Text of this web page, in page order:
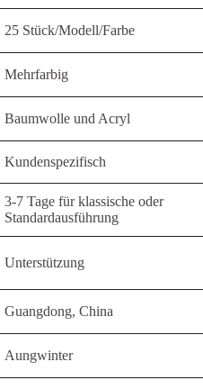
25 Stück/Modell/Farbe
Mehrfarbig
Baumwolle und Acryl
Kundenspezifisch
3-7 Tage für klassische oder
Standardausführung
Unterstützung
Guangdong, China
Aungwinter